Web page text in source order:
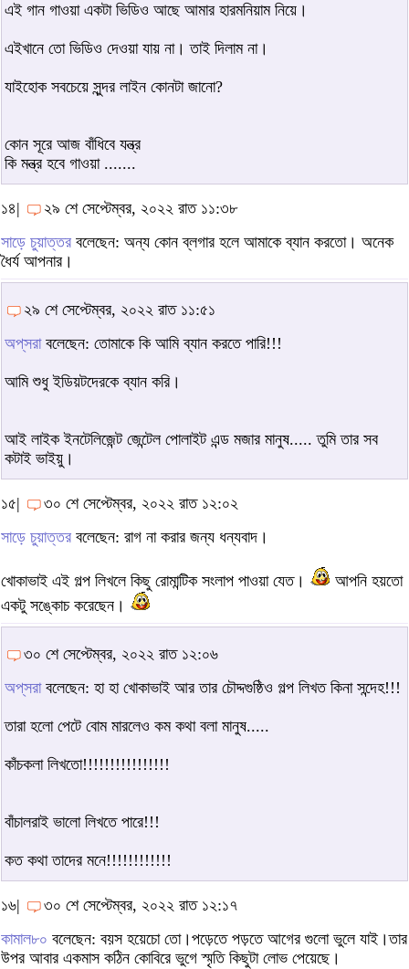
এই গান গাওয়া একটা ভিডিও আছে আমার হারমনিয়াম নিয়ে।
এইখানে তো ভিডিও দেওয়া যায় না। তাই দিলাম না।
যাইহোক সবচেয়ে সুন্দর লাইন কোনটা জানো?
কোন সূরে আজ বাঁধিবে যন্ত্র
কি মন্ত্র হবে গাওয়া .......
১৪|
২৯ শে সেপ্টেম্বর, ২০২২ রাত ১১:৩৮
সাড়ে চুয়াত্তর বলেছেন: অন্য কোন ব্লগার হলে আমাকে ব্যান করতো। অনেক
ধৈর্য আপনার।
২৯ শে সেপ্টেম্বর, ২০২২ রাত ১১:৫১
অপ্‌সরাবলেছেন: তোমাকে কি আমি ব্যান করতে পারি!!!
আমি শুধু ইডিয়টদেরকে ব্যান করি।
আই লাইক ইনটেলিজেন্ট জেন্টেল পোলাইট এন্ড মজার মানুষ..... তুমি তার সব
কটাই ভাইয়ু।
১৫|
৩০ শে সেপ্টেম্বর, ২০২২ রাত ১২:০২
সাড়ে চুয়াত্তর বলেছেন: রাগ না করার জন্য ধন্যবাদ।
খোকাভাই এই গল্প লিখলে কিছু রোমান্টিক সংলাপ পাওয়া যেত।
আপনি হয়তো
একটু সঙ্কোচ করেছেন।
৩০ শে সেপ্টেম্বর, ২০২২ রাত ১২:০৬
অপ্‌সরাবলেছেন: হা হা খোকাভাই আর তার চৌদ্দগুষ্ঠিও গল্প লিখত কিনা সন্দেহ!!!
তারা হলো পেটে বোম মারলেও কম কথা বলা মানুষ.....
কাঁচকলা লিখতো!!!!!!!!!!!!!!!!
বাঁচালরাই ভালো লিখতে পারে!!!
কত কথা তাদের মনে!!!!!!!!!!!!
১৬|
৩০ শে সেপ্টেম্বর, ২০২২ রাত ১২:১৭
কামাল৮০ বলেছেন: বয়স হয়েচো তো।পড়েতে পড়তে আগের গুলো ভুলে যাই।তার
উপর আবার একমাস কঠিন কোবিরে ভুগে স্মৃতি কিছুটা লোভ পেয়েছে।